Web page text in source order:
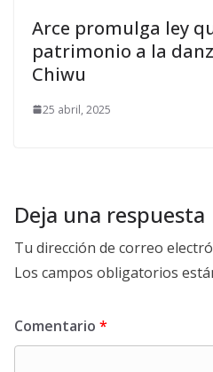
Arce promulga ley
patrimonio a la
Chiwu
25 abril, 2025
Deja una respuesta
Tu dirección de correo
Los campos obligatorios
Comentario *